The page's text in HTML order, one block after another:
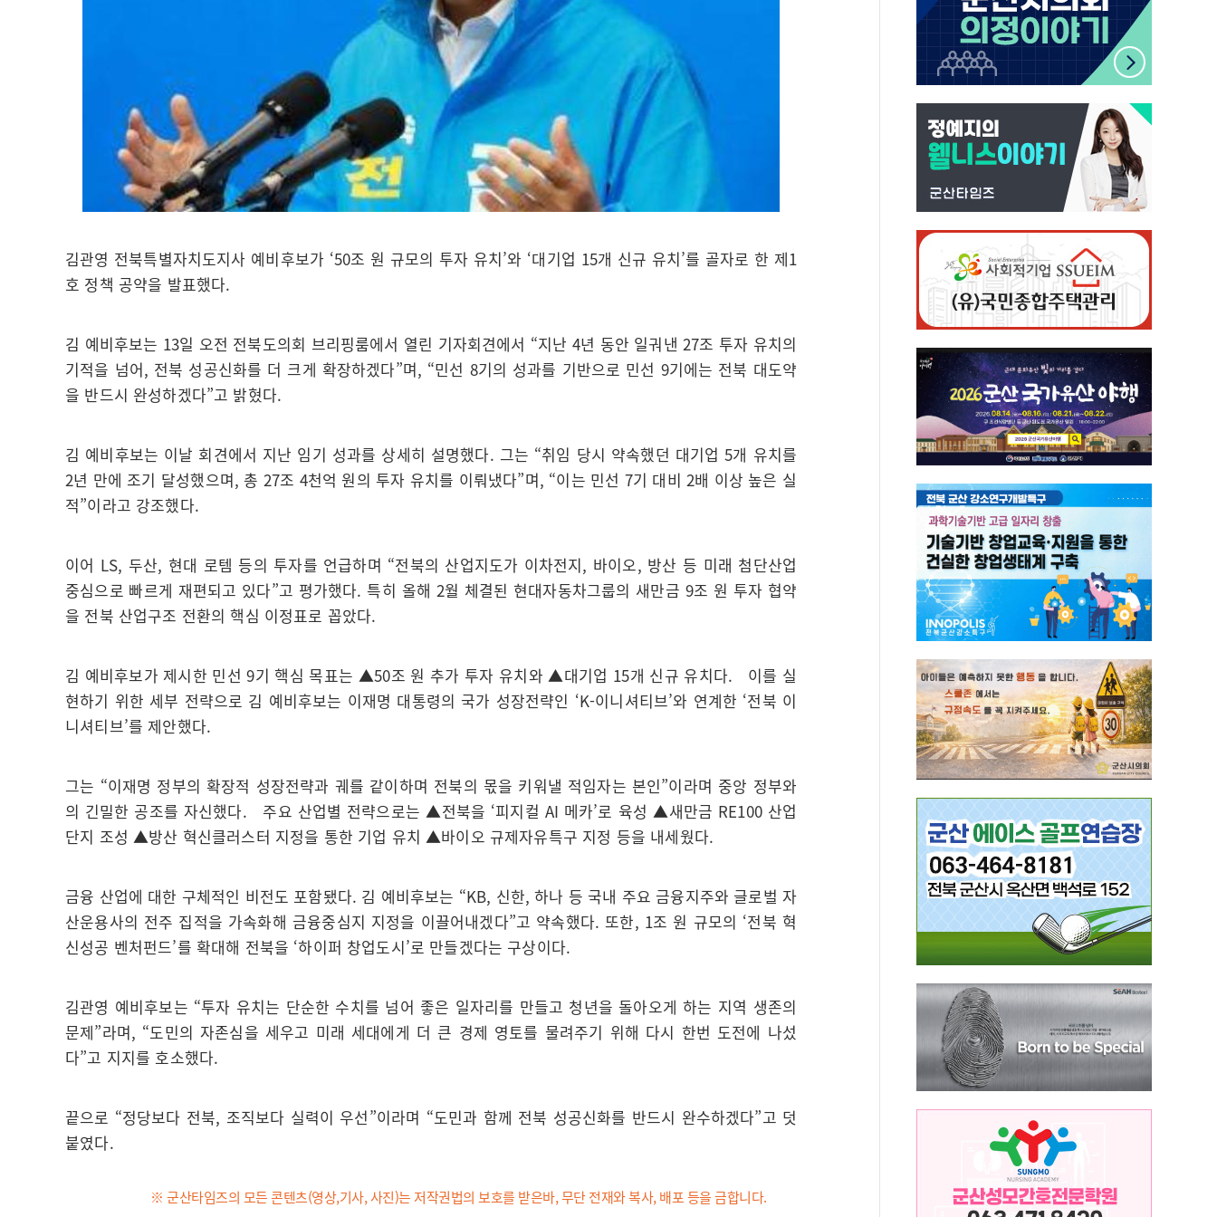
김관영 전북특별자치도지사 예비후보가 ‘50조 원 규모의 투자 유치’와 ‘대기업 15개 신규 유치’를 골자로 한 제1
호 정책 공약을 발표했다.
김 예비후보는 13일 오전 전북도의회 브리핑룸에서 열린 기자회견에서 “지난 4년 동안 일궈낸 27조 투자 유치의
기적을 넘어, 전북 성공신화를 더 크게 확장하겠다”며, “민선 8기의 성과를 기반으로 민선 9기에는 전북 대도약
을 반드시 완성하겠다”고 밝혔다.
김 예비후보는 이날 회견에서 지난 임기 성과를 상세히 설명했다. 그는 “취임 당시 약속했던 대기업 5개 유치를
2년 만에 조기 달성했으며, 총 27조 4천억 원의 투자 유치를 이뤄냈다”며, “이는 민선 7기 대비 2배 이상 높은 실
적”이라고 강조했다.
이어 LS, 두산, 현대 로템 등의 투자를 언급하며 “전북의 산업지도가 이차전지, 바이오, 방산 등 미래 첨단산업
중심으로 빠르게 재편되고 있다”고 평가했다. 특히 올해 2월 체결된 현대자동차그룹의 새만금 9조 원 투자 협약
을 전북 산업구조 전환의 핵심 이정표로 꼽았다.
김 예비후보가 제시한 민선 9기 핵심 목표는 ▲50조 원 추가 투자 유치와 ▲대기업 15개 신규 유치다. 이를 실
현하기 위한 세부 전략으로 김 예비후보는 이재명 대통령의 국가 성장전략인 ‘K-이니셔티브’와 연계한 ‘전북 이
니셔티브’를 제안했다.
그는 “이재명 정부의 확장적 성장전략과 궤를 같이하며 전북의 몫을 키워낼 적임자는 본인”이라며 중앙 정부와
의 긴밀한 공조를 자신했다. 주요 산업별 전략으로는 ▲전북을 ‘피지컬 AI 메카’로 육성 ▲새만금 RE100 산업
단지 조성 ▲방산 혁신클러스터 지정을 통한 기업 유치 ▲바이오 규제자유특구 지정 등을 내세웠다.
금융 산업에 대한 구체적인 비전도 포함됐다. 김 예비후보는 “KB, 신한, 하나 등 국내 주요 금융지주와 글로벌 자
산운용사의 전주 집적을 가속화해 금융중심지 지정을 이끌어내겠다”고 약속했다. 또한, 1조 원 규모의 ‘전북 혁
신성공 벤처펀드’를 확대해 전북을 ‘하이퍼 창업도시’로 만들겠다는 구상이다.
김관영 예비후보는 “투자 유치는 단순한 수치를 넘어 좋은 일자리를 만들고 청년을 돌아오게 하는 지역 생존의
문제”라며, “도민의 자존심을 세우고 미래 세대에게 더 큰 경제 영토를 물려주기 위해 다시 한번 도전에 나섰
다”고 지지를 호소했다.
끝으로 “정당보다 전북, 조직보다 실력이 우선”이라며 “도민과 함께 전북 성공신화를 반드시 완수하겠다”고 덧
붙였다.
※ 군산타임즈의 모든 콘텐츠(영상,기사, 사진)는 저작권법의 보호를 받은바, 무단 전재와 복사, 배포 등을 금합니다.